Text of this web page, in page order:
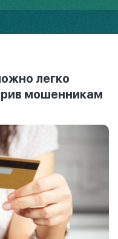
легко
мошенникам